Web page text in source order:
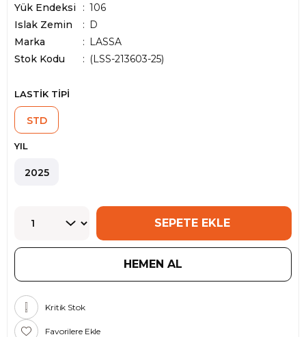
Yük Endeksi
106
Islak Zemin
D
Marka
: LASSA
Stok Kodu
(LSS-213603-25)
LASTİK TİPİ
STD
YIL
2025
Kritik Stok
Favorilere Ekle